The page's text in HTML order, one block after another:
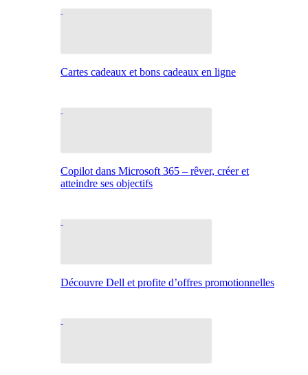
Cartes cadeaux et bons cadeaux en ligne
Copilot dans Microsoft 365 – rêver, créer et
atteindre ses objectifs
Découvre Dell et profite d’offres promotionnelles